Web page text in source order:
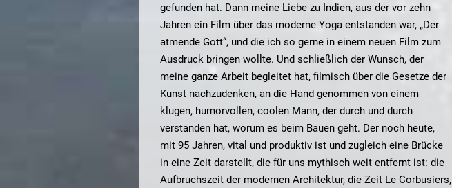
gefunden hat. Dann meine Liebe zu Indien, aus der vor zehn
Jahren ein Film über das moderne Yoga entstanden war, „Der
atmende Gott“, und die ich so gerne in einem neuen Film zum
Ausdruck bringen wollte. Und schließlich der Wunsch, der
meine ganze Arbeit begleitet hat, filmisch über die Gesetze der
Kunst nachzudenken, an die Hand genommen von einem
klugen, humorvollen, coolen Mann, der durch und durch
verstanden hat, worum es beim Bauen geht. Der noch heute,
mit 95 Jahren, vital und produktiv ist und zugleich eine Brücke
in eine Zeit darstellt, die für uns mythisch weit entfernt ist: die
Aufbruchszeit der modernen Architektur, die Zeit Le Corbusiers,